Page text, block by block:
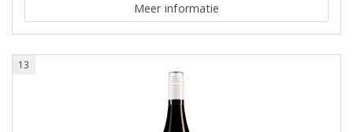
Meer informatie
13